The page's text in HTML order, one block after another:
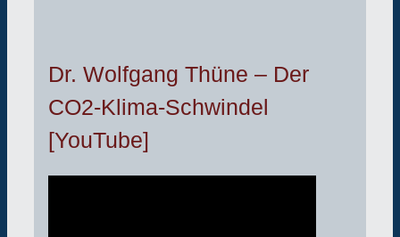
Dr. Wolfgang Thüne – Der
CO2-Klima-Schwindel
[YouTube]